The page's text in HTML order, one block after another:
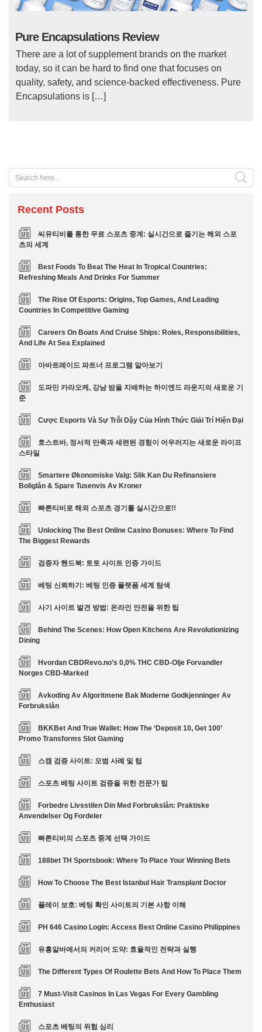
Pure Encapsulations Review
There are a lot of supplement brands on the market
today, so it can be hard to find one that focuses on
quality, safety, and science-backed effectiveness. Pure
Encapsulations is […]
Recent Posts
씨유티비를 통한 무료 스포츠 중계: 실시간으로 즐기는 해외 스포
츠의 세계
Best Foods To Beat The Heat In Tropical Countries:
Refreshing Meals And Drinks For Summer
The Rise Of Esports: Origins, Top Games, And Leading
Countries In Competitive Gaming
Careers On Boats And Cruise Ships: Roles, Responsibilities,
And Life At Sea Explained
아바트레이드 파트너 프로그램 알아보기
도파민 카라오케, 강남 밤을 지배하는 하이엔드 라운지의 새로운 기
준
Cược Esports Và Sự Trỗi Dậy Của Hình Thức Giải Trí Hiện Đại
호스트바, 정서적 만족과 세련된 경험이 어우러지는 새로운 라이프
스타일
Smartere Økonomiske Valg: Slik Kan Du Refinansiere
Boliglån & Spare Tusenvis Av Kroner
빠른티비로 해외 스포츠 경기를 실시간으로!!
Unlocking The Best Online Casino Bonuses: Where To Find
The Biggest Rewards
검증자 핸드북: 토토 사이트 인증 가이드
베팅 신뢰하기: 베팅 인증 플랫폼 세계 탐색
사기 사이트 발견 방법: 온라인 안전을 위한 팁
Behind The Scenes: How Open Kitchens Are Revolutionizing
Dining
Hvordan CBDRevo.no’s 0,0% THC CBD-Olje Forvandler
Norges CBD-Marked
Avkoding Av Algoritmene Bak Moderne Godkjenninger Av
Forbrukslån
BKKBet And True Wallet: How The ‘Deposit 10, Get 100’
Promo Transforms Slot Gaming
스캠 검증 사이트: 모범 사례 및 팁
스포츠 베팅 사이트 검증을 위한 전문가 팁
Forbedre Livsstilen Din Med Forbrukslån: Praktiske
Anvendelser Og Fordeler
빠른티비의 스포츠 중계 선택 가이드
188bet TH Sportsbook: Where To Place Your Winning Bets
How To Choose The Best Istanbul Hair Transplant Doctor
플레이 보호: 베팅 확인 사이트의 기본 사항 이해
PH 646 Casino Login: Access Best Online Casino Philippines
유흥알바에서의 커리어 도약: 효율적인 전략과 실행
The Different Types Of Roulette Bets And How To Place Them
7 Must-Visit Casinos In Las Vegas For Every Gambling
Enthusiast
스포츠 베팅의 위험 심리